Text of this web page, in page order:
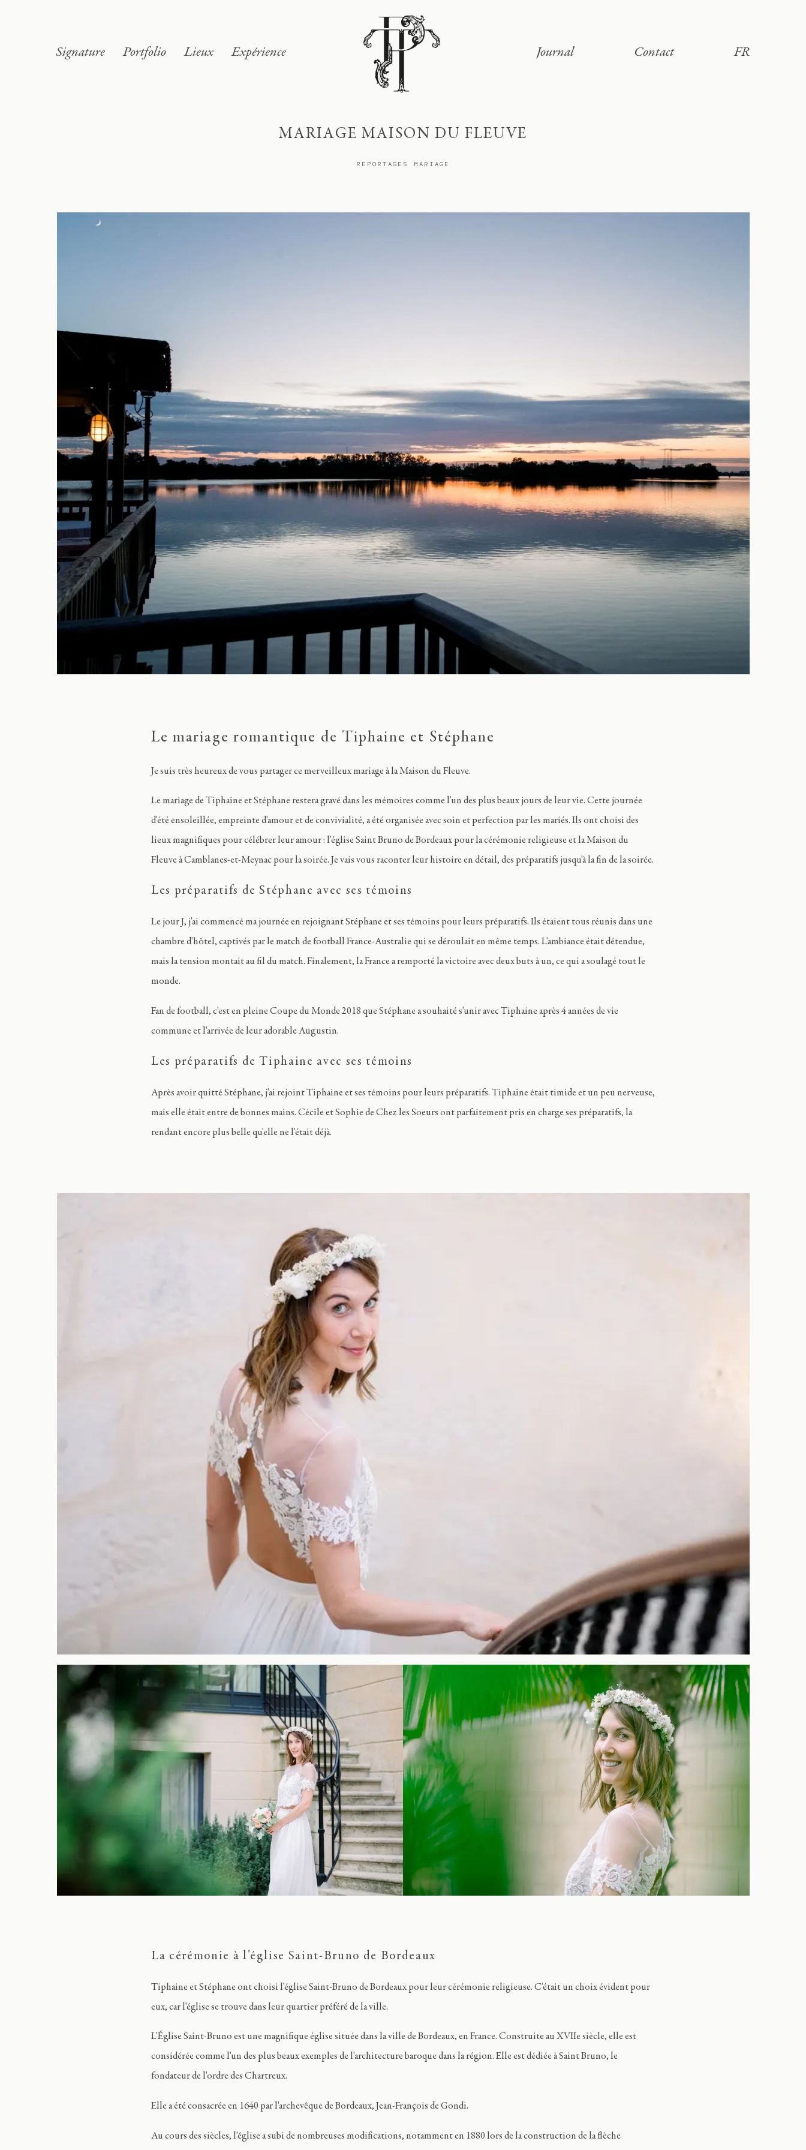
Signature Portfolio Lieux Expérience Journal Contact FR
MARIAGE MAISON DU FLEUVE
REPORTAGES MARIAGE
Le mariage romantique de Tiphaine et Stéphane
Je suis très heureux de vous partager ce merveilleux mariage à la Maison du Fleuve.
Le mariage de Tiphaine et Stéphane restera gravé dans les mémoires comme l'un des plus beaux jours de leur vie. Cette journée
d'été ensoleillée, empreinte d'amour et de convivialité, a été organisée avec soin et perfection par les mariés. Ils ont choisi des
lieux magnifiques pour célébrer leur amour : l'église Saint Bruno de Bordeaux pour la cérémonie religieuse et la Maison du
Fleuve à Camblanes-et-Meynac pour la soirée. Je vais vous raconter leur histoire en détail, des préparatifs jusqu'à la fin de la soirée.
Les préparatifs de Stéphane avec ses témoins
Le jour J, j'ai commencé ma journée en rejoignant Stéphane et ses témoins pour leurs préparatifs. Ils étaient tous réunis dans une
chambre d'hôtel, captivés par le match de football France-Australie qui se déroulait en même temps. L'ambiance était détendue,
mais la tension montait au fil du match. Finalement, la France a remporté la victoire avec deux buts à un, ce qui a soulagé tout le
monde.
Fan de football, c'est en pleine Coupe du Monde 2018 que Stéphane a souhaité s'unir avec Tiphaine après 4 années de vie
commune et l'arrivée de leur adorable Augustin.
Les préparatifs de Tiphaine avec ses témoins
Après avoir quitté Stéphane, j'ai rejoint Tiphaine et ses témoins pour leurs préparatifs. Tiphaine était timide et un peu nerveuse,
mais elle était entre de bonnes mains. Cécile et Sophie de Chez les Soeurs ont parfaitement pris en charge ses préparatifs, la
rendant encore plus belle qu'elle ne l'était déjà.
La cérémonie à l'église Saint-Bruno de Bordeaux
Tiphaine et Stéphane ont choisi l'église Saint-Bruno de Bordeaux pour leur cérémonie religieuse. C'était un choix évident pour
eux, car l'église se trouve dans leur quartier préféré de la ville.
L'Église Saint-Bruno est une magnifique église située dans la ville de Bordeaux, en France. Construite au XVIIe siècle, elle est
considérée comme l'un des plus beaux exemples de l'architecture baroque dans la région. Elle est dédiée à Saint Bruno, le
fondateur de l'ordre des Chartreux.
Elle a été consacrée en 1640 par l'archevêque de Bordeaux, Jean-François de Gondi.
Au cours des siècles, l'église a subi de nombreuses modifications, notamment en 1880 lors de la construction de la flèche
Signature